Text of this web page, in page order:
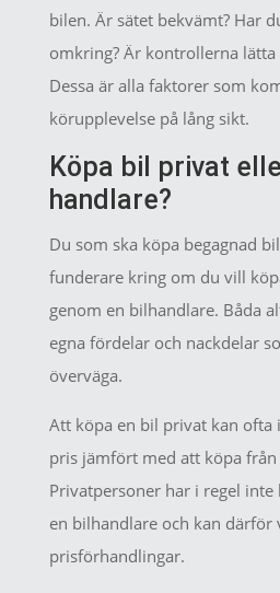
bilen. Är sätet bekvämt? Har
omkring? Är kontrollerna lätta
Dessa är alla faktorer som
körupplevelse på lång sikt.
Köpa bil privat
handlare?
Du som ska köpa begagnad
funderare kring om du vill
genom en bilhandlare. Båda
egna fördelar och nackdelar
överväga.
Att köpa en bil privat kan ofta
pris jämfört med att köpa från
Privatpersoner har i regel
en bilhandlare och kan därför
prisförhandlingar.